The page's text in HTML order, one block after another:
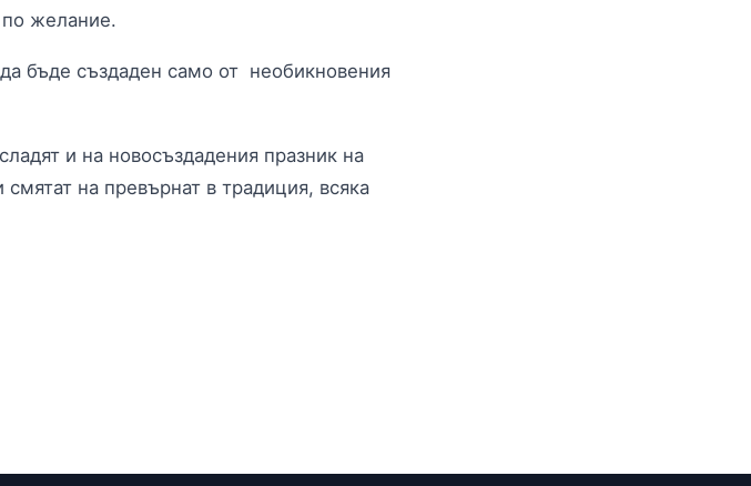
желание.
бъде създаден само от необикновения
и на новосъздадения празник на
на превърнат в традиция, всяка